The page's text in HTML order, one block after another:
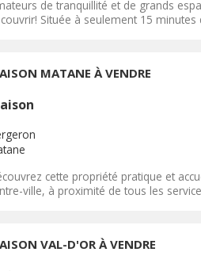
de tranquillité et de grands
Située à seulement 15 minutes
MATANE À VENDRE
cette propriété pratique et
ville, à proximité de tous les
VAL-D'OR À VENDRE